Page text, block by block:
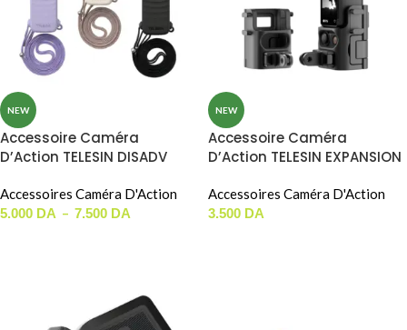
NEW
Accessoire Caméra
D’Action TELESIN DISADV
POCKET 3 / 4 (S6-FMS-44-
TDJ)
Accessoires Caméra D'Action
5.000 DA – 7.500 DA
NEW
Accessoire Caméra
D’Action TELESIN EXPANSION
POCKET 3 / 4 ( S7-CFR-01-
TDJ )
Accessoires Caméra D'Action
3.500 DA